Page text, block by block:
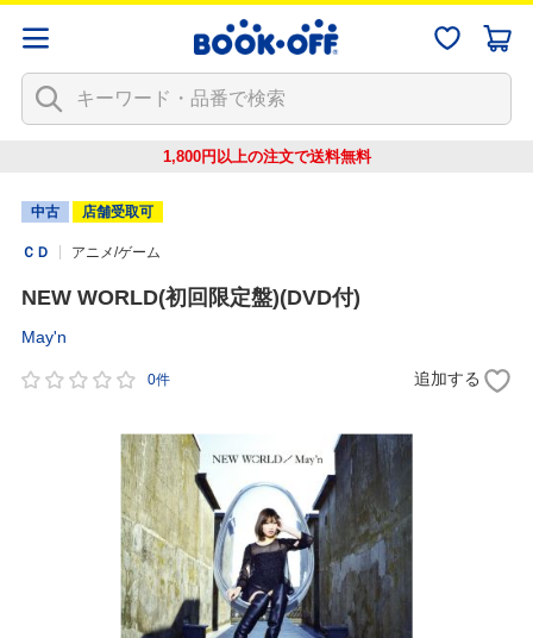
1,800円以上の注文で送料無料
中古 店舗受取可
ＣＤ アニメ/ゲーム
NEW WORLD(初回限定盤)(DVD付)
May'n
0件 追加する